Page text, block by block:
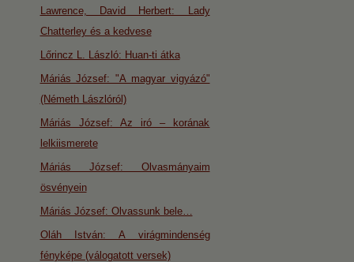
Lawrence, David Herbert: Lady
Chatterley és a kedvese
Lőrincz L. László: Huan-ti átka
Máriás József: "A magyar vigyázó"
(Németh Lászlóról)
Máriás József: Az iró – korának
lelkiismerete
Máriás József: Olvasmányaim
ösvényein
Máriás József: Olvassunk bele…
Oláh István: A virágmindenség
fényképe (válogatott versek)